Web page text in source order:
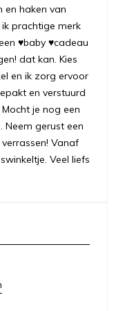
en haken van
prachtige merk
♥baby ♥cadeau
dat kan. Kies
en ik zorg ervoor
en verstuurd
je nog een
Neem gerust een
Vanaf
Veel liefs